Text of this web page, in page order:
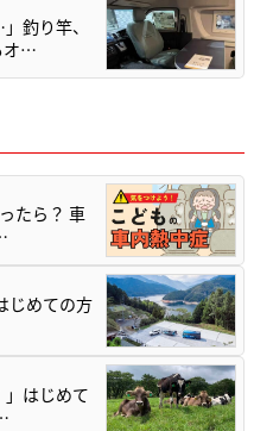
釣り竿、
オ…
たら？ 車
じめての方
」はじめて